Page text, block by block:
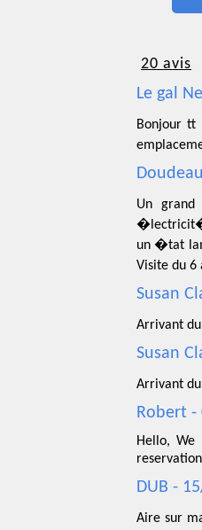
20 avis
Le gal
Bonjour tt
Un
�lectricit�
un �tat
Visite du
Susan
Arrivant
Susan
Arrivant
Robert
Hello,
DUB -
Aire sur